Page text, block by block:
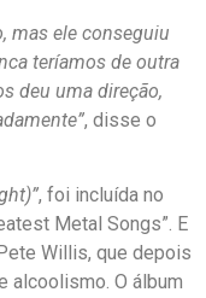
mas ele conseguiu
teríamos de outra
deu uma direção,
, disse o
, foi incluída no
Metal Songs”. E
Willis, que depois
alcoolismo. O álbum